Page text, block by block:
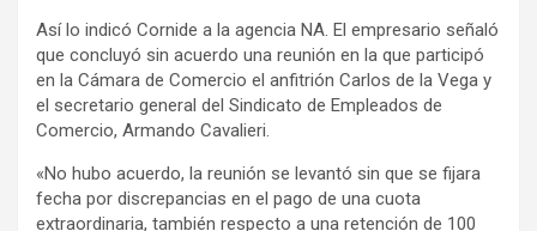
Así lo indicó Cornide a la agencia NA. El empresario señaló
que concluyó sin acuerdo una reunión en la que participó
en la Cámara de Comercio el anfitrión Carlos de la Vega y
el secretario general del Sindicato de Empleados de
Comercio, Armando Cavalieri.
«No hubo acuerdo, la reunión se levantó sin que se fijara
fecha por discrepancias en el pago de una cuota
extraordinaria, también respecto a una retención de 100